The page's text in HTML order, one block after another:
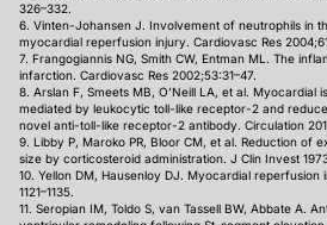
326–332.
6. Vinten-Johansen J. Involvement of neutrophils in
myocardial reperfusion injury. Cardiovasc Res
7. Frangogiannis NG, Smith CW, Entman ML. The
infarction. Cardiovasc Res 2002;53:31–47.
8. Arslan F, Smeets MB, O’Neill LA, et al. Myocardial
mediated by leukocytic toll-like receptor-2 and
novel anti-toll-like receptor-2 antibody. Circulation
9. Libby P, Maroko PR, Bloor CM, et al. Reduction of
size by corticosteroid administration. J Clin Invest
10. Yellon DM, Hausenloy DJ. Myocardial reperfusion
1121–1135.
11. Seropian IM, Toldo S, van Tassell BW, Abbate A.